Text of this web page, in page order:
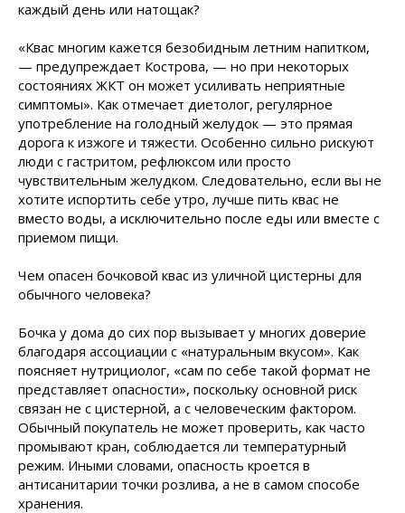
каждый день или натощак?
«Квас многим кажется безобидным летним напитком,
— предупреждает Кострова, — но при некоторых
состояниях ЖКТ он может усиливать неприятные
симптомы». Как отмечает диетолог, регулярное
употребление на голодный желудок — это прямая
дорога к изжоге и тяжести. Особенно сильно рискуют
люди с гастритом, рефлюксом или просто
чувствительным желудком. Следовательно, если вы не
хотите испортить себе утро, лучше пить квас не
вместо воды, а исключительно после еды или вместе с
приемом пищи.
Чем опасен бочковой квас из уличной цистерны для
обычного человека?
Бочка у дома до сих пор вызывает у многих доверие
благодаря ассоциации с «натуральным вкусом». Как
поясняет нутрициолог, «сам по себе такой формат не
представляет опасности», поскольку основной риск
связан не с цистерной, а с человеческим фактором.
Обычный покупатель не может проверить, как часто
промывают кран, соблюдается ли температурный
режим. Иными словами, опасность кроется в
антисанитарии точки розлива, а не в самом способе
хранения.